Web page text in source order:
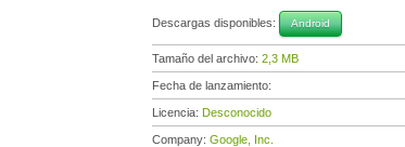
Descargas disponibles: Android
Tamaño del archivo: 2,3 MB
Fecha de lanzamiento:
Licencia: Desconocido
Company: Google, Inc.